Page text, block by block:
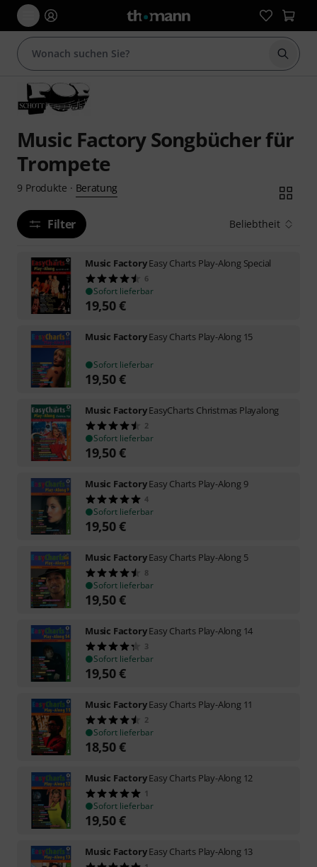
Suche
Music Factory Songbücher für
Trompete
9 Produkte · Beratung
Filter Beliebtheit
Music FactoryEasy Charts Play-Along Special
6
Sofort lieferbar
19,50€
Music FactoryEasy Charts Play-Along 15
Sofort lieferbar
19,50€
Music FactoryEasyCharts Christmas Playalong
2
Sofort lieferbar
19,50€
Music FactoryEasy Charts Play-Along 9
4
Sofort lieferbar
19,50€
Music FactoryEasy Charts Play-Along 5
8
Sofort lieferbar
19,50€
Music FactoryEasy Charts Play-Along 14
3
Sofort lieferbar
19,50€
Music FactoryEasy Charts Play-Along 11
2
Sofort lieferbar
18,50€
Music FactoryEasy Charts Play-Along 12
1
Sofort lieferbar
19,50€
Music FactoryEasy Charts Play-Along 13